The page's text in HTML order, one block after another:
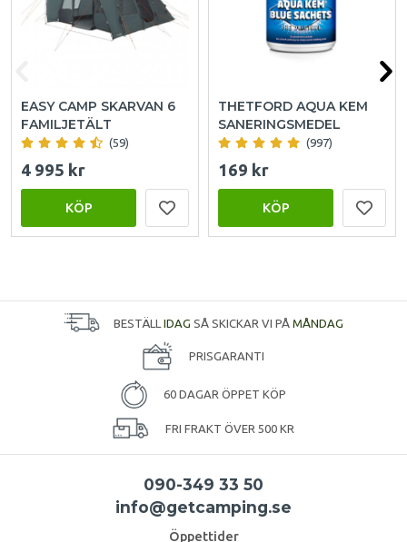
EASY CAMP SKARVAN 6
FAMILJETÄLT
(59)
4 995 kr
KÖP
THETFORD AQUA KEM
SANERINGSMEDEL
(997)
169 kr
KÖP
BESTÄLL IDAG SÅ SKICKAR VI PÅ MÅNDAG
PRISGARANTI
60 DAGAR ÖPPET KÖP
FRI FRAKT ÖVER 500 KR
090-349 33 50
info@getcamping.se
Öppettider